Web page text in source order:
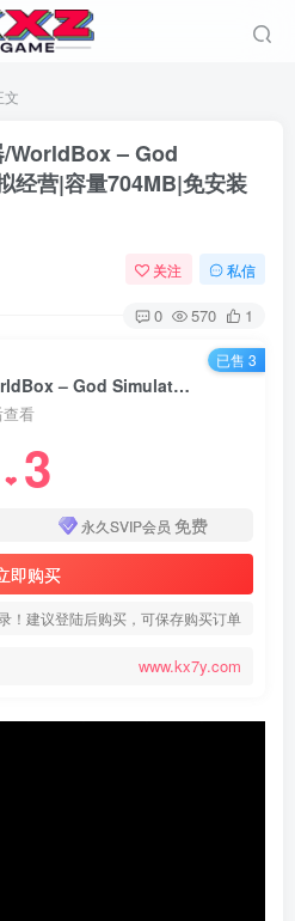
文
/WorldBox – God
经营|容量704MB|免安装
关注 私信
0 570 1
世界盒子：上帝模拟器/WorldBox – God Simulator v0.50.6|模拟经营|容量704MB|免安装绿色中文版
看
❤ 3
永久SVIP会员 免费
即购买
！建议登陆后购买，可保存购买订单
www.kx7y.com
已售 3